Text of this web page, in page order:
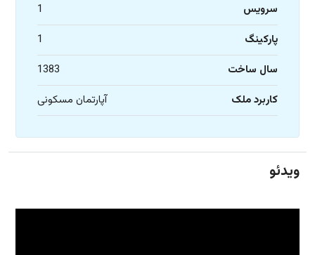
سرویس
1
پارکینگ
1
سال ساخت
1383
کاربرد ملک
آپارتمان مسکونی
ویدئو